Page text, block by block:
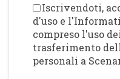
Iscrivendoti,
d'uso e
compreso l'uso
trasferimento
personali a